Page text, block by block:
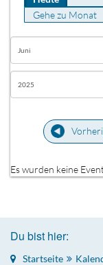
Gehe zu Monat
Es wurden keine
Du bist hier:
Startseite